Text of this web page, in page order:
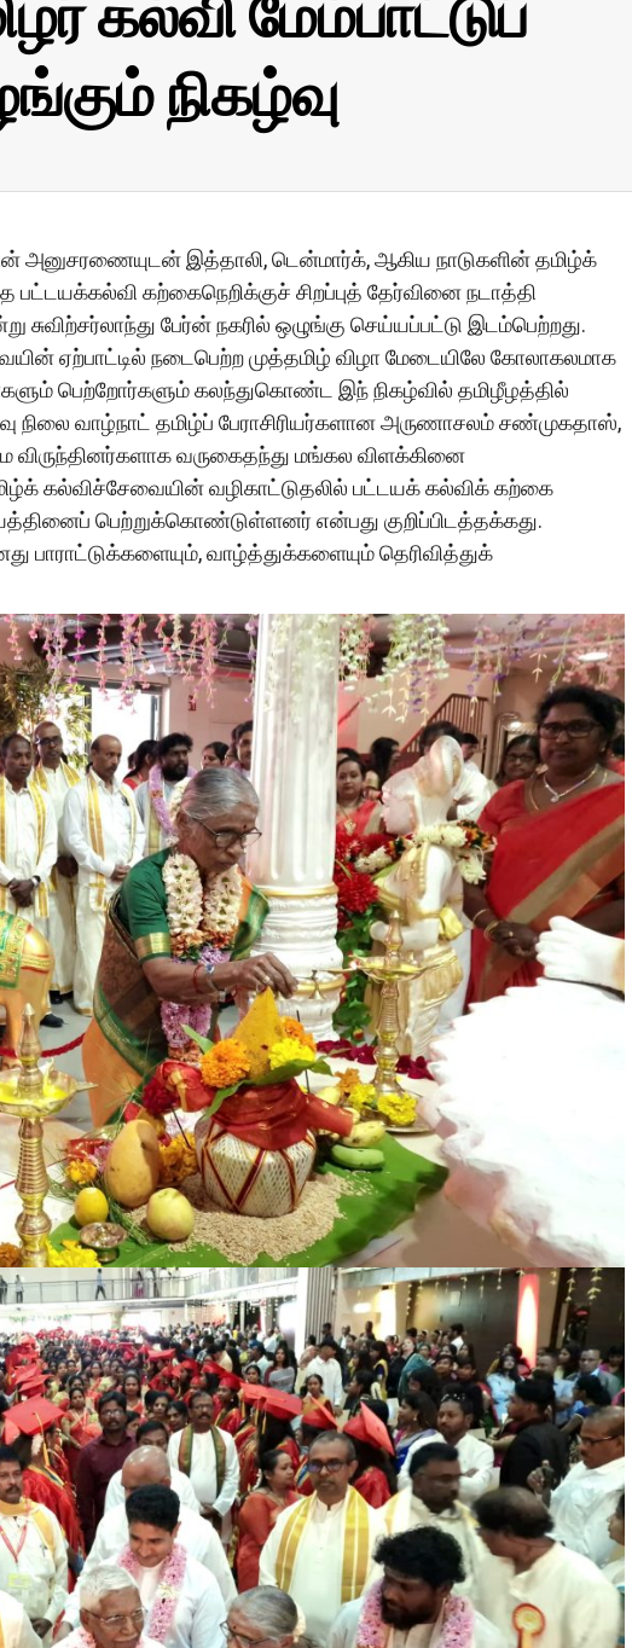
கல்வி மேம்பாட்டுப்
நிகழ்வு
அனுசரணையுடன் இத்தாலி, டென்மார்க், ஆகிய நாடுகளின் தமிழ்க்
கற்கைநெறிக்குச் சிறப்புத் தேர்வினை நடாத்தி
பேர்ன் நகரில் ஒழுங்கு செய்யப்பட்டு இடம்பெற்றது.
ஏற்பாட்டில் நடைபெற்ற முத்தமிழ் விழா மேடையிலே கோலாகலமாக
பெற்றோர்களும் கலந்துகொண்ட இந் நிகழ்வில் தமிழீழத்தில்
நிலை வாழ்நாட் தமிழ்ப் பேராசிரியர்களான அருணாசலம் சண்முகதாஸ்,
வருகைதந்து மங்கல விளக்கினை
கல்விச்சேவையின் வழிகாட்டுதலில் பட்டயக் கல்விக் கற்கை
பெற்றுக்கொண்டுள்ளனர் என்பது குறிப்பிடத்தக்கது.
வாழ்த்துக்களையும் தெரிவித்துக்